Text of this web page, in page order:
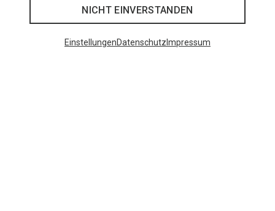
NICHT EINVERSTANDEN
EinstellungenDatenschutz Impressum